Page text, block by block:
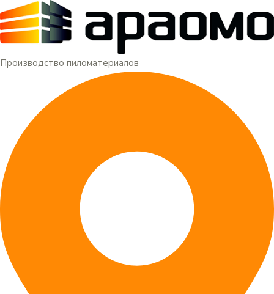
Производство пиломатериалов
Меню
Перейти
к
содержимому